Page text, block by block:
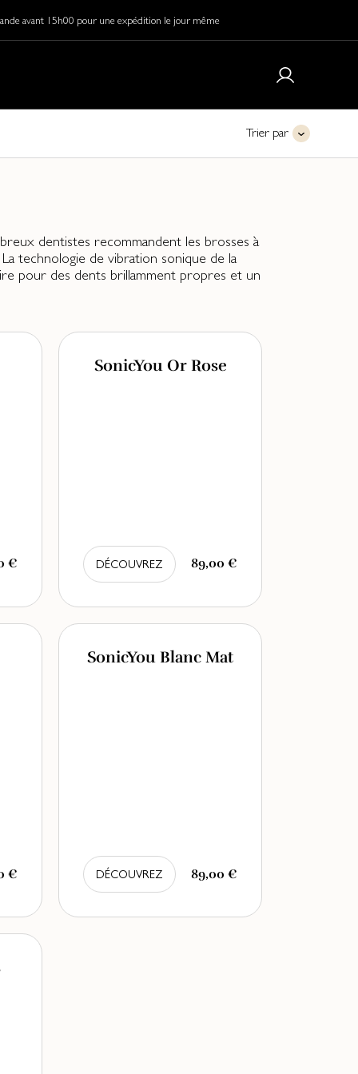
avant 15h00 pour une expédition le jour même
Trier par
dentistes recommandent les brosses à
technologie de vibration sonique de la
pour des dents brillamment propres et un
€
SonicYou Or Rose
DÉCOUVREZ 89,00 €
€
SonicYou Blanc Mat
DÉCOUVREZ 89,00 €